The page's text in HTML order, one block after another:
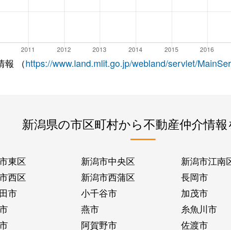
報 （https://www.land.mlit.go.jp/webland/servlet/
新潟県の市区町村から不動産仲介情
東区 新潟市中央区 新潟市江南
西区 新潟市西蒲区 長岡市
市 小千谷市 加茂市
燕市 糸魚川市
阿賀野市 佐渡市